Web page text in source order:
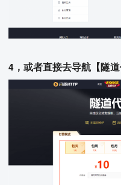
4，或者直接去导航【隧